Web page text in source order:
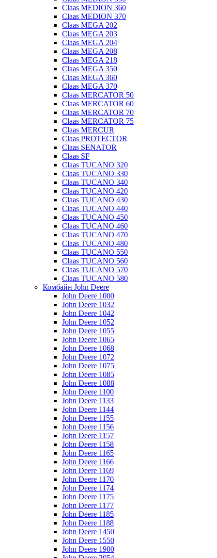
Claas MEDION 360
Claas MEDION 370
Claas MEGA 202
Claas MEGA 203
Claas MEGA 204
Claas MEGA 208
Claas MEGA 218
Claas MEGA 350
Claas MEGA 360
Claas MEGA 370
Claas MERCATOR 50
Claas MERCATOR 60
Claas MERCATOR 70
Claas MERCATOR 75
Claas MERCUR
Claas PROTECTOR
Claas SENATOR
Claas SF
Claas TUCANO 320
Claas TUCANO 330
Claas TUCANO 340
Claas TUCANO 420
Claas TUCANO 430
Claas TUCANO 440
Claas TUCANO 450
Claas TUCANO 460
Claas TUCANO 470
Claas TUCANO 480
Claas TUCANO 550
Claas TUCANO 560
Claas TUCANO 570
Claas TUCANO 580
Комбайн John Deere
John Deere 1000
John Deere 1032
John Deere 1042
John Deere 1052
John Deere 1055
John Deere 1065
John Deere 1068
John Deere 1072
John Deere 1075
John Deere 1085
John Deere 1088
John Deere 1100
John Deere 1133
John Deere 1144
John Deere 1155
John Deere 1156
John Deere 1157
John Deere 1158
John Deere 1165
John Deere 1166
John Deere 1169
John Deere 1170
John Deere 1174
John Deere 1175
John Deere 1177
John Deere 1185
John Deere 1188
John Deere 1450
John Deere 1550
John Deere 1900